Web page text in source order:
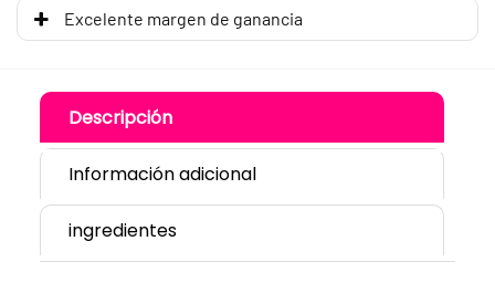
Excelente margen de ganancia
Descripción
Información adicional
ingredientes